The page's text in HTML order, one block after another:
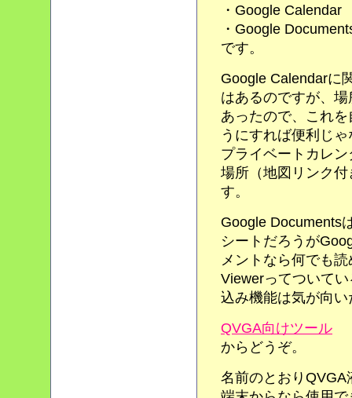
・Google Calendar
・Google
です。
Google Calendarに
はあるのですが、
あったので、これ
うにすれば便利じ
プライベートカレ
場所（地図リンク
す。
Google Documents
シートだろうが
メントなら何でも
Viewerってついて
込み機能は気が向
QVGA向けツール
からどうぞ。
名前のとおり